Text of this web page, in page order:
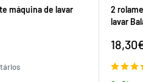
máquina de lavar
2
lavar
Preço
venda